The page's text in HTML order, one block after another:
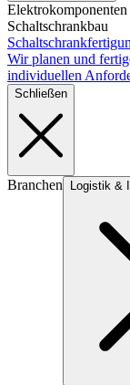
Elektrokomponenten
Schaltschrankbau
Wir planen und
individuellen
Schließen
Branchen Logistik &